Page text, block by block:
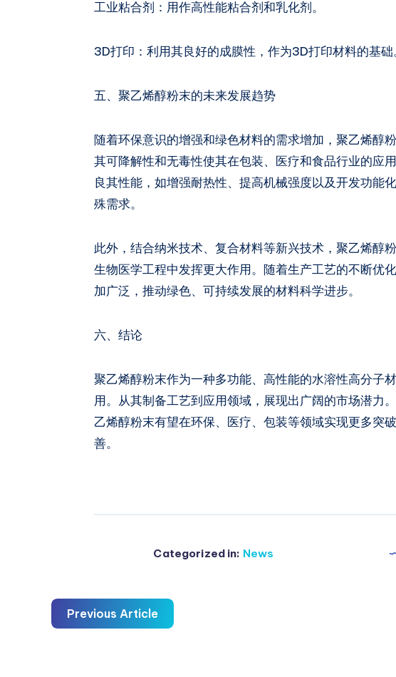
工业粘合剂：用作高性能粘合剂和乳化剂。
3D打印：利用其良好的成膜性，作为3D打印材料的基础
五、聚乙烯醇粉末的未来发展趋势
随着环保意识的增强和绿色材料的需求增加，聚乙烯醇
其可降解性和无毒性使其在包装、医疗和食品行业的应
良其性能，如增强耐热性、提高机械强度以及开发功能
殊需求。
此外，结合纳米技术、复合材料等新兴技术，聚乙烯醇
生物医学工程中发挥更大作用。随着生产工艺的不断优
加广泛，推动绿色、可持续发展的材料科学进步。
六、结论
聚乙烯醇粉末作为一种多功能、高性能的水溶性高分子
用。从其制备工艺到应用领域，展现出广阔的市场潜力
乙烯醇粉末有望在环保、医疗、包装等领域实现更多突
善。
Categorized in: News
Previous Article